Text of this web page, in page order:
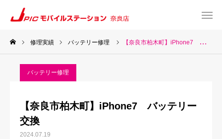
修理実績 バッテリー修理 【奈良市柏木町】iPhone7 バッテリー交換
バッテリー修理
【奈良市柏木町】iPhone7 バッテリー
交換
2024.07.19
web予約
TOP